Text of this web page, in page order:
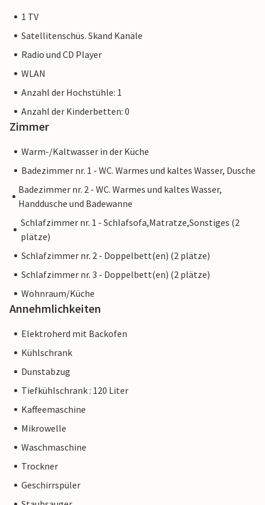
1 TV
Satellitenschüs. Skand Kanäle
Radio und CD Player
WLAN
Anzahl der Hochstühle: 1
Anzahl der Kinderbetten: 0
Zimmer
Warm-/Kaltwasser in der Küche
Badezimmer nr. 1 - WC. Warmes und kaltes Wasser, Dusche
Badezimmer nr. 2 - WC. Warmes und kaltes Wasser,
Handdusche und Badewanne
Schlafzimmer nr. 1 - Schlafsofa,Matratze,Sonstiges (2
plätze)
Schlafzimmer nr. 2 - Doppelbett(en) (2 plätze)
Schlafzimmer nr. 3 - Doppelbett(en) (2 plätze)
Wohnraum/Küche
Annehmlichkeiten
Elektroherd mit Backofen
Kühlschrank
Dunstabzug
Tiefkühlschrank : 120 Liter
Kaffeemaschine
Mikrowelle
Waschmaschine
Trockner
Geschirrspüler